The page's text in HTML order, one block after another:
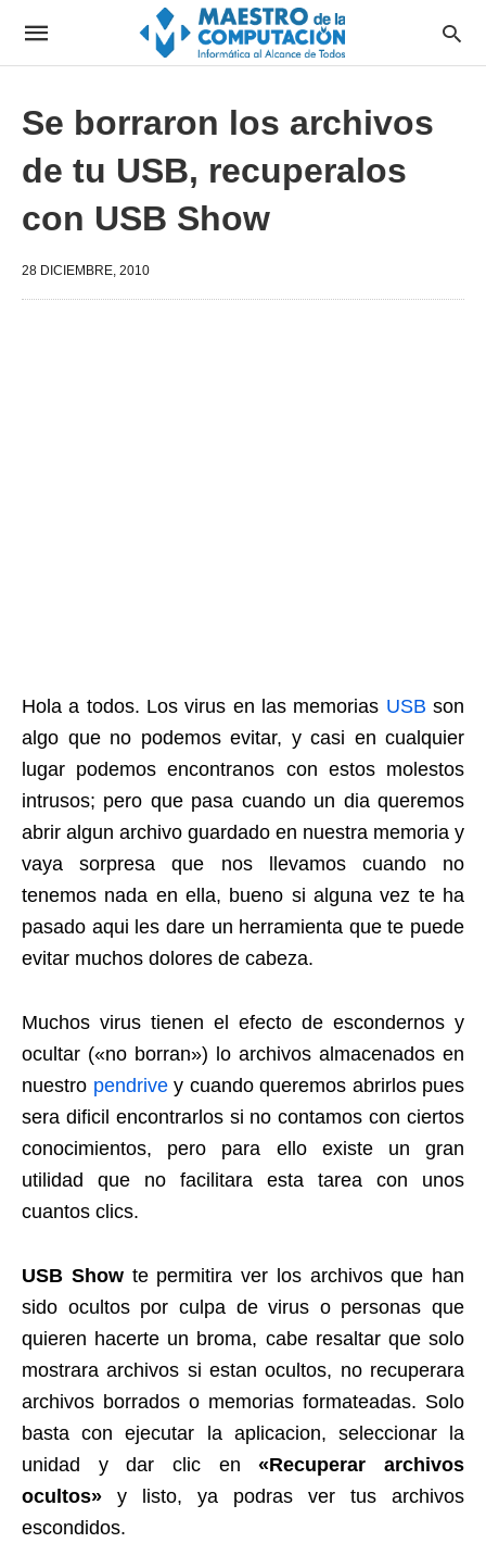
Se borraron los archivos
de tu USB, recuperalos
con USB Show
28 DICIEMBRE, 2010
Hola a todos. Los virus en las memorias USB son
algo que no podemos evitar, y casi en cualquier
lugar podemos encontranos con estos molestos
intrusos; pero que pasa cuando un dia queremos
abrir algun archivo guardado en nuestra memoria y
vaya sorpresa que nos llevamos cuando no
tenemos nada en ella, bueno si alguna vez te ha
pasado aqui les dare un herramienta que te puede
evitar muchos dolores de cabeza.
Muchos virus tienen el efecto de escondernos y
ocultar («no borran») lo archivos almacenados en
nuestro pendrivey cuando queremos abrirlos pues
sera dificil encontrarlos si no contamos con ciertos
conocimientos, pero para ello existe un gran
utilidad que no facilitara esta tarea con unos
cuantos clics.
USB Showte permitira ver los archivos que han
sido ocultos por culpa de virus o personas que
quieren hacerte un broma, cabe resaltar que solo
mostrara archivos si estan ocultos, no recuperara
archivos borrados o memorias formateadas. Solo
basta con ejecutar la aplicacion, seleccionar la
unidad y dar clic en«Recuperar archivos
ocultos» y listo, ya podras ver tus archivos
escondidos.